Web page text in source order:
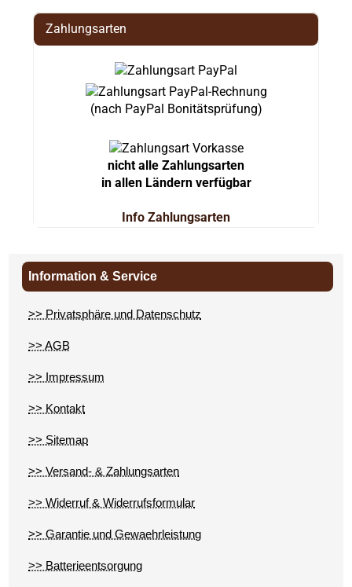
Zahlungsarten
(nach PayPal Bonitätsprüfung)
nicht alle Zahlungsarten
in allen Ländern verfügbar
Info Zahlungsarten
Information & Service
>> Privatsphäre und Datenschutz
>> AGB
>> Impressum
>> Kontakt
>> Sitemap
>> Versand- & Zahlungsarten
>> Widerruf & Widerrufsformular
>> Garantie und Gewaehrleistung
>> Batterieentsorgung